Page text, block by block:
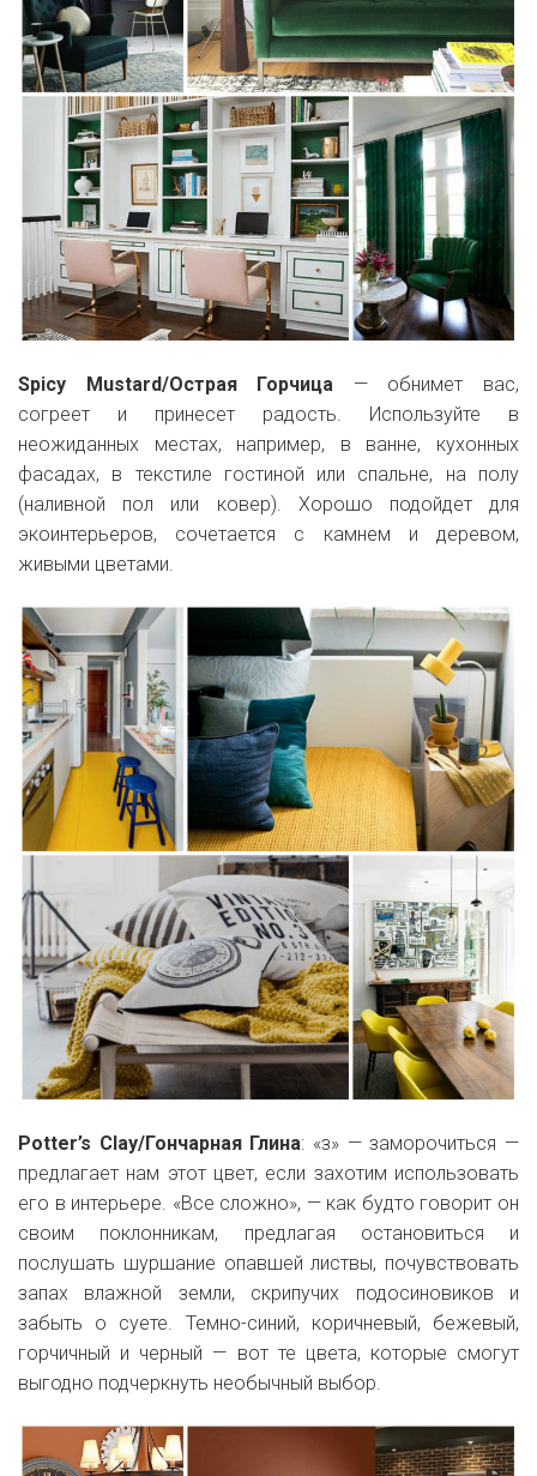
Spicy Mustard/Острая Горчица — обнимет вас,
согреет и принесет радость. Используйте в
неожиданных местах, например, в ванне, кухонных
фасадах, в текстиле гостиной или спальне, на полу
(наливной пол или ковер). Хорошо подойдет для
экоинтерьеров, сочетается с камнем и деревом,
живыми цветами.
Potter’s Clay/Гончарная Глина: «з» — заморочиться —
предлагает нам этот цвет, если захотим использовать
его в интерьере. «Все сложно», — как будто говорит он
своим поклонникам, предлагая остановиться и
послушать шуршание опавшей листвы, почувствовать
запах влажной земли, скрипучих подосиновиков и
забыть о суете. Темно-синий, коричневый, бежевый,
горчичный и черный — вот те цвета, которые смогут
выгодно подчеркнуть необычный выбор.